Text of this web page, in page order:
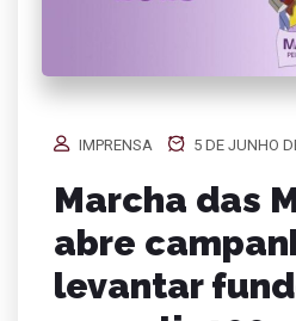
IMPRENSA 5 DE JUNHO
Marcha das
abre
levantar